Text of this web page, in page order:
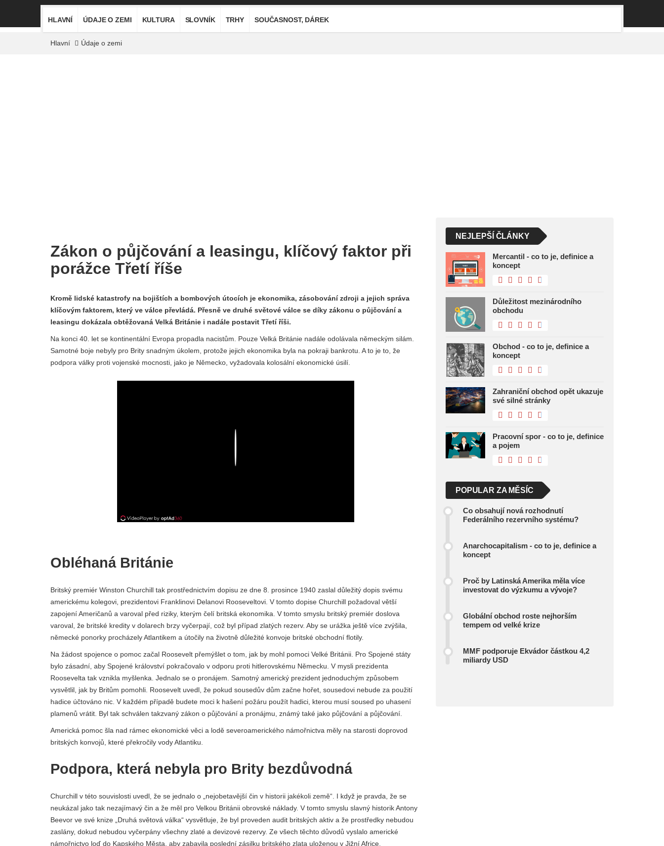
HLAVNÍ ÚDAJE O ZEMI KULTURA SLOVNÍK TRHY SOUČASNOST, DÁREK
Hlavní Údaje o zemi
Zákon o půjčování a leasingu, klíčový faktor při
porážce Třetí říše
Kromě lidské katastrofy na bojištích a bombových útocích je ekonomika, zásobování zdroji a jejich správa
klíčovým faktorem, který ve válce převládá. Přesně ve druhé světové válce se díky zákonu o půjčování a
leasingu dokázala obtěžovaná Velká Británie i nadále postavit Třetí říši.
Na konci 40. let se kontinentální Evropa propadla nacistům. Pouze Velká Británie nadále odolávala německým silám.
Samotné boje nebyly pro Brity snadným úkolem, protože jejich ekonomika byla na pokraji bankrotu. A to je to, že
podpora války proti vojenské mocnosti, jako je Německo, vyžadovala kolosální ekonomické úsilí.
Obléhaná Británie
Britský premiér Winston Churchill tak prostřednictvím dopisu ze dne 8. prosince 1940 zaslal důležitý dopis svému
americkému kolegovi, prezidentovi Franklinovi Delanovi Rooseveltovi. V tomto dopise Churchill požadoval větší
zapojení Američanů a varoval před riziky, kterým čelí britská ekonomika. V tomto smyslu britský premiér doslova
varoval, že britské kredity v dolarech brzy vyčerpají, což byl případ zlatých rezerv. Aby se urážka ještě více zvýšila,
německé ponorky procházely Atlantikem a útočily na životně důležité konvoje britské obchodní flotily.
Na žádost spojence o pomoc začal Roosevelt přemýšlet o tom, jak by mohl pomoci Velké Británii. Pro Spojené státy
bylo zásadní, aby Spojené království pokračovalo v odporu proti hitlerovskému Německu. V mysli prezidenta
Roosevelta tak vznikla myšlenka. Jednalo se o pronájem. Samotný americký prezident jednoduchým způsobem
vysvětlil, jak by Britům pomohli. Roosevelt uvedl, že pokud sousedův dům začne hořet, sousedovi nebude za použití
hadice účtováno nic. V každém případě budete moci k hašení požáru použít hadici, kterou musí soused po uhasení
plamenů vrátit. Byl tak schválen takzvaný zákon o půjčování a pronájmu, známý také jako půjčování a půjčování.
Americká pomoc šla nad rámec ekonomické věci a lodě severoamerického námořnictva měly na starosti doprovod
britských konvojů, které překročily vody Atlantiku.
Podpora, která nebyla pro Brity bezdůvodná
Churchill v této souvislosti uvedl, že se jednalo o „nejobetavější čin v historii jakékoli země“. I když je pravda, že se
neukázal jako tak nezajímavý čin a že měl pro Velkou Británii obrovské náklady. V tomto smyslu slavný historik Antony
Beevor ve své knize „Druhá světová válka“ vysvětluje, že byl proveden audit britských aktiv a že prostředky nebudou
zaslány, dokud nebudou vyčerpány všechny zlaté a devizové rezervy. Ze všech těchto důvodů vyslalo americké
námořnictvo loď do Kapského Města, aby zabavila poslední zásilku britského zlata uloženou v Jižní Africe.
NEJLEPŠÍ ČLÁNKY
Mercantil - co to je, definice a
koncept
Důležitost mezinárodního
obchodu
Obchod - co to je, definice a
koncept
Zahraniční obchod opět ukazuje
své silné stránky
Pracovní spor - co to je, definice
a pojem
POPULAR ZA MĚSÍC
Co obsahují nová rozhodnutí
Federálního rezervního systému?
Anarchocapitalism - co to je, definice a
koncept
Proč by Latinská Amerika měla více
investovat do výzkumu a vývoje?
Globální obchod roste nejhorším
tempem od velké krize
MMF podporuje Ekvádor částkou 4,2
miliardy USD